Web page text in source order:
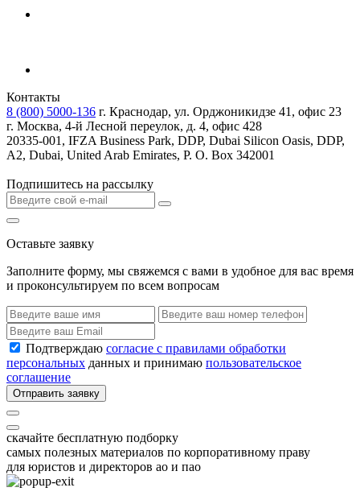
Контакты
8 (800) 5000-136 г. Краснодар, ул. Орджоникидзе 41, офис 23
г. Москва, 4-й Лесной переулок, д. 4, офис 428
20335-001, IFZA Business Park, DDP, Dubai Silicon Oasis, DDP,
A2, Dubai, United Arab Emirates, P. O. Box 342001
Подпишитесь на рассылку
Оставьте заявку
Заполните форму, мы свяжемся с вами в удобное для вас время
и проконсультируем по всем вопросам
Подтверждаю согласие с правилами обработки
персональных данных и принимаю пользовательское
соглашение
Отправить заявку
скачайте бесплатную подборку
самых полезных материалов по корпоративному праву
для юристов и директоров ао и пао